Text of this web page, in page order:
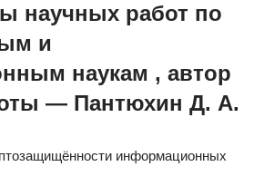
научных работ по
и
наукам , автор
— Пантюхин Д. А.
информационных